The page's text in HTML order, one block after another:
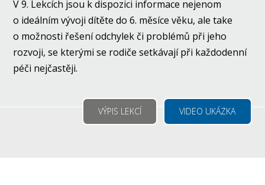
V 9. Lekcích jsou k dispozici informace nejenom
o ideálním vývoji dítěte do 6. měsíce věku, ale take
o možnosti řešení odchylek či problémů při jeho
rozvoji, se kterými se rodiče setkávají při každodenní
péči nejčastěji.
VÝPIS LEKCÍ VIDEO UKÁZKA